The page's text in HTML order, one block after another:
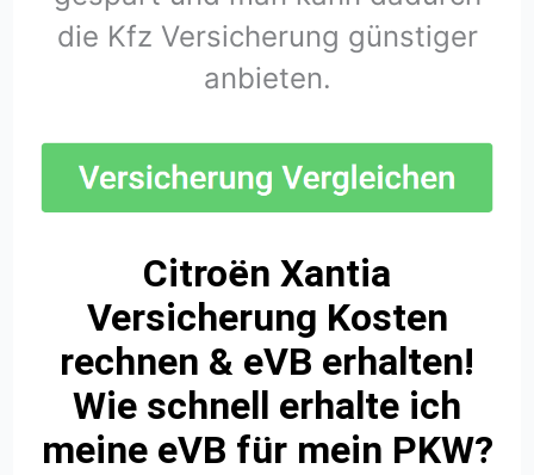
die Kfz Versicherung günstiger
anbieten.
Citroën Xantia
Versicherung Kosten
rechnen & eVB erhalten!
Wie schnell erhalte ich
meine eVB für mein PKW?